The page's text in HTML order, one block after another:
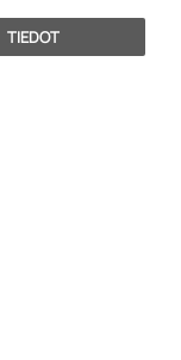
TIEDOT